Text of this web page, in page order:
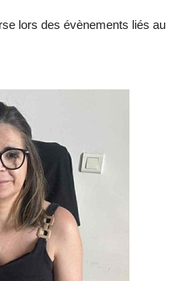
lors des évènements liés au